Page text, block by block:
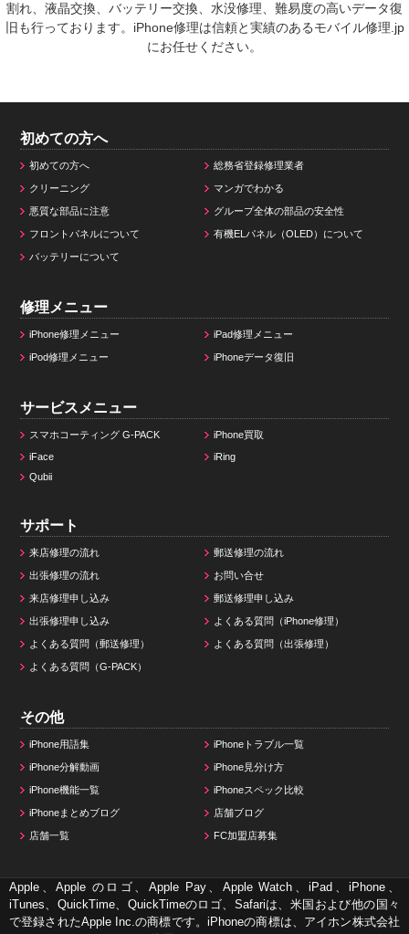
割れ、液晶交換、バッテリー交換、水没修理、難易度の高いデータ復
旧も行っております。iPhone修理は信頼と実績のあるモバイル修理.jp
にお任せください。
初めての方へ
初めての方へ 総務省登録修理業者
クリーニング マンガでわかる
悪質な部品に注意 グループ全体の部品の安全性
フロントパネルについて 有機ELパネル（OLED）について
バッテリーについて
修理メニュー
iPhone修理メニュー iPad修理メニュー
iPod修理メニュー iPhoneデータ復旧
サービスメニュー
スマホコーティング G-PACK
iPhone買取
iFace
iRing
Qubii
サポート
来店修理の流れ 郵送修理の流れ
出張修理の流れ お問い合せ
来店修理申し込み 郵送修理申し込み
出張修理申し込み よくある質問（iPhone修理）
よくある質問（郵送修理） よくある質問（出張修理）
よくある質問（G-PACK）
その他
iPhone用語集 iPhoneトラブル一覧
iPhone分解動画 iPhone見分け方
iPhone機能一覧 iPhoneスペック比較
iPhoneまとめブログ 店舗ブログ
店舗一覧 FC加盟店募集
Apple、Apple のロゴ、Apple Pay、Apple Watch、iPad、iPhone、
iTunes、QuickTime、QuickTimeのロゴ、Safariは、米国および他の国々
で登録されたApple Inc.の商標です。iPhoneの商標は、アイホン株式会社